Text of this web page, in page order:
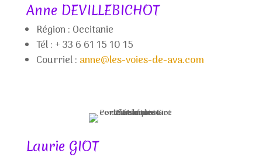
Anne DEVILLEBICHOT
Région : Occitanie
Tél : + 33 6 61 15 10 15
Courriel : anne@les-voies-de-ava.com
Laurie GIOT